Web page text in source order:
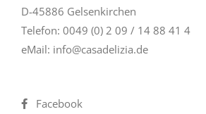
D-45886 Gelsenkirchen
Telefon: 0049 (0) 2 09 / 14 88 41 4
eMail: info@casadelizia.de
Facebook